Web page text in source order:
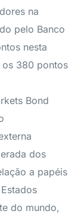
na
pelo Banco
nesta
os 380 pontos
Bond
dos
a papéis
do mundo,